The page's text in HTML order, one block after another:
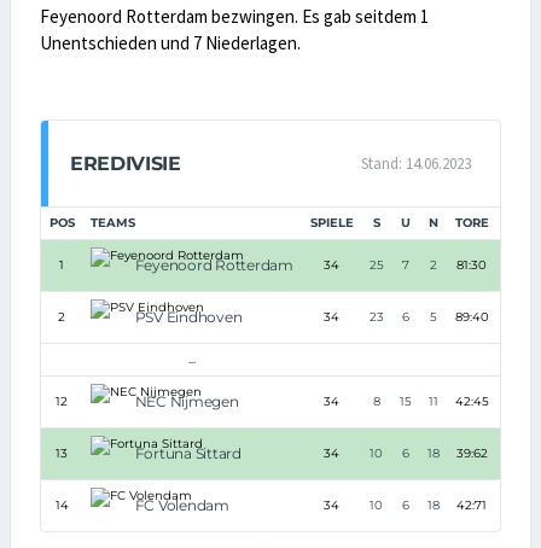
Feyenoord Rotterdam bezwingen. Es gab seitdem 1
Unentschieden und 7 Niederlagen.
EREDIVISIE Stand: 14.06.2023
POS TEAMS SPIELE S U N TORE
1 Feyenoord Rotterdam 34 25 7 2 81:30
2 PSV Eindhoven 34 23 6 5 89:40
...
12 NEC Nijmegen 34 8 15 11 42:45
13 Fortuna Sittard 34 10 6 18 39:62
14 FC Volendam 34 10 6 18 42:71